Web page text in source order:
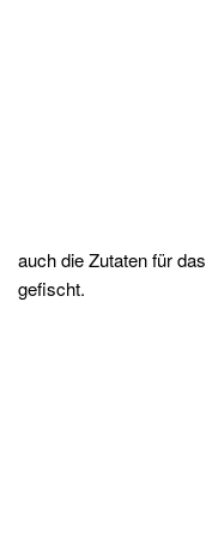
auch die Zutaten für
gefischt.